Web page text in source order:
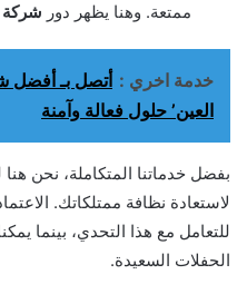
ممتعة. وهنا يظهر دور شركة
خدمة اخري : أتصل بـ أفضل
العين’ حلول فعالة وآمنة
بفضل خدماتنا المتكاملة، نحن
لاستعادة نظافة ممتلكاتك.
للتعامل مع هذا التحدي، بينما
الحفلات السعيدة.